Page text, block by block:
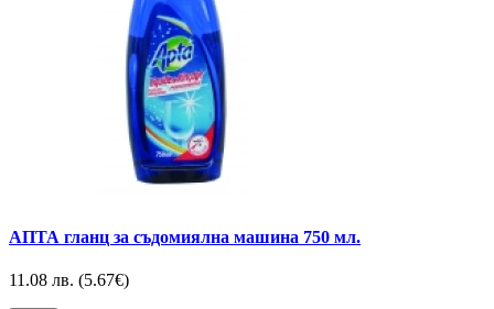
АПТА гланц за съдомиялна машина 750 мл.
11.08 лв. (5.67€)